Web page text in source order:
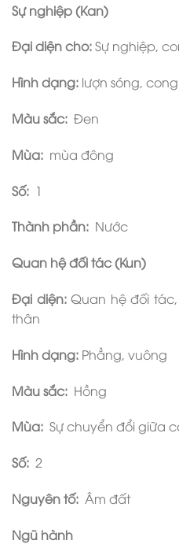
Sự nghiệp (Kan)
Đại diện cho:Sự nghiệp,
Hình dạng: lượn sóng, cong
Màu sắc: Đen
Mùa: mùa đông
Số: 1
Thành phần: Nước
Quan hệ đối tác (Kun)
Đại diện:Quan hệ đối
thân
Hình dạng: Phẳng, vuông
Màu sắc: Hồng
Mùa: Sự chuyển đổi giữa
Số: 2
Nguyên tố: Âm đất
Ngũ hành